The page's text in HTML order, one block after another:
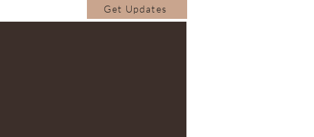
Get Updates